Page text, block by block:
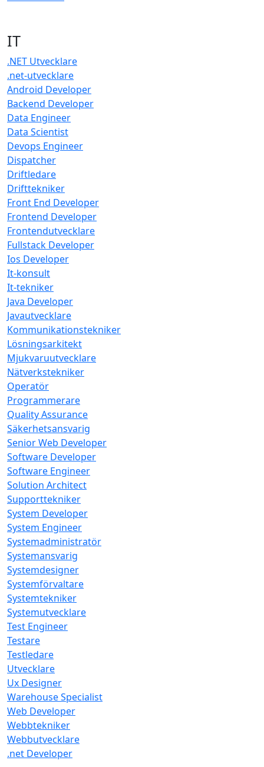
IT
.NET Utvecklare
.net-utvecklare
Android Developer
Backend Developer
Data Engineer
Data Scientist
Devops Engineer
Dispatcher
Driftledare
Drifttekniker
Front End Developer
Frontend Developer
Frontendutvecklare
Fullstack Developer
Ios Developer
It-konsult
It-tekniker
Java Developer
Javautvecklare
Kommunikationstekniker
Lösningsarkitekt
Mjukvaruutvecklare
Nätverkstekniker
Operatör
Programmerare
Quality Assurance
Säkerhetsansvarig
Senior Web Developer
Software Developer
Software Engineer
Solution Architect
Supporttekniker
System Developer
System Engineer
Systemadministratör
Systemansvarig
Systemdesigner
Systemförvaltare
Systemtekniker
Systemutvecklare
Test Engineer
Testare
Testledare
Utvecklare
Ux Designer
Warehouse Specialist
Web Developer
Webbtekniker
Webbutvecklare
.net Developer